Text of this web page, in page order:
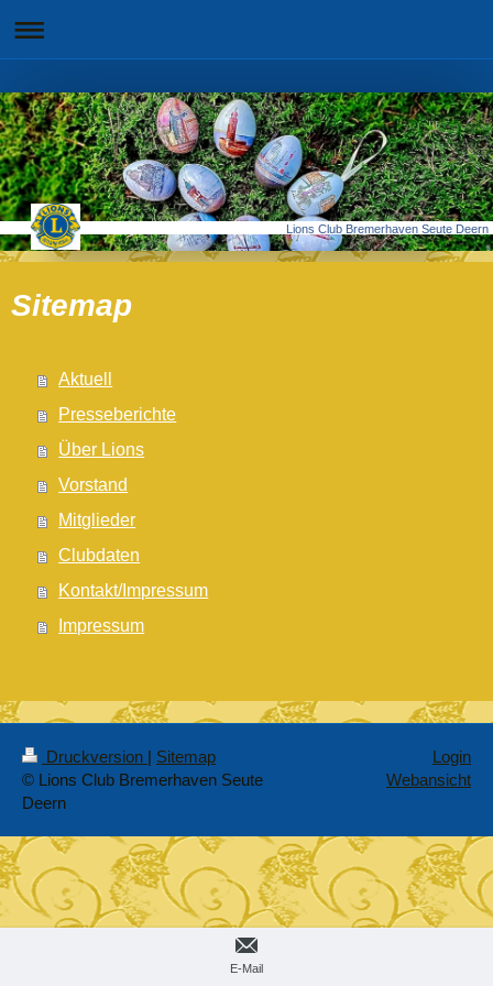
Lions Club Bremerhaven Seute Deern
Sitemap
Aktuell
Presseberichte
Über Lions
Vorstand
Mitglieder
Clubdaten
Kontakt/Impressum
Impressum
Druckversion | Sitemap
© Lions Club Bremerhaven Seute
Deern
Login
Webansicht
E-Mail